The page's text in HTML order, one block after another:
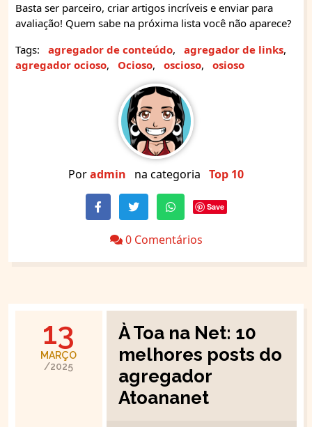
Basta ser parceiro, criar artigos incríveis e enviar para
avaliação! Quem sabe na próxima lista você não aparece?
Tags:
agregador de conteúdo, agregador de links,
agregador ocioso, Ocioso, oscioso, osioso
Poradmin na categoria Top 10
Save
0 Comentários
13
MARÇO
/2025
À Toa na Net: 10
melhores posts do
agregador
Atoananet